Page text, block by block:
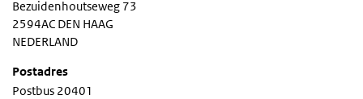
Bezuidenhoutseweg 73
2594AC DEN HAAG
NEDERLAND
Postadres
Postbus 20401